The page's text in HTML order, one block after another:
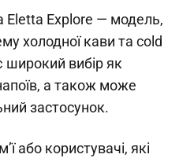
Eletta Explore — модель,
холодної кави та cold
вибір як
а також може
застосунок.
або користувачі, які